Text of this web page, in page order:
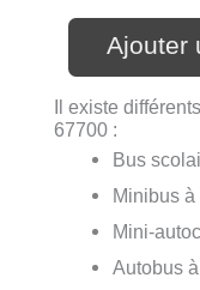
Ajouter
Il existe
67700 :
Bus
Minibus à
Mini-
Autobus